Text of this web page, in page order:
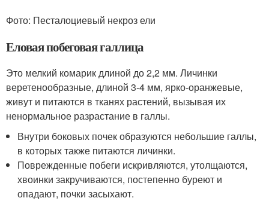
Фото: Песталоциевый некроз ели
Еловая побеговая галлица
Это мелкий комарик длиной до 2,2 мм. Личинки
веретенообразные, длиной 3-4 мм, ярко-оранжевые,
живут и питаются в тканях растений, вызывая их
ненормальное разрастание в галлы.
Внутри боковых почек образуются небольшие галлы,
в которых также питаются личинки.
Поврежденные побеги искривляются, утолщаются,
хвоинки закручиваются, постепенно буреют и
опадают, почки засыхают.